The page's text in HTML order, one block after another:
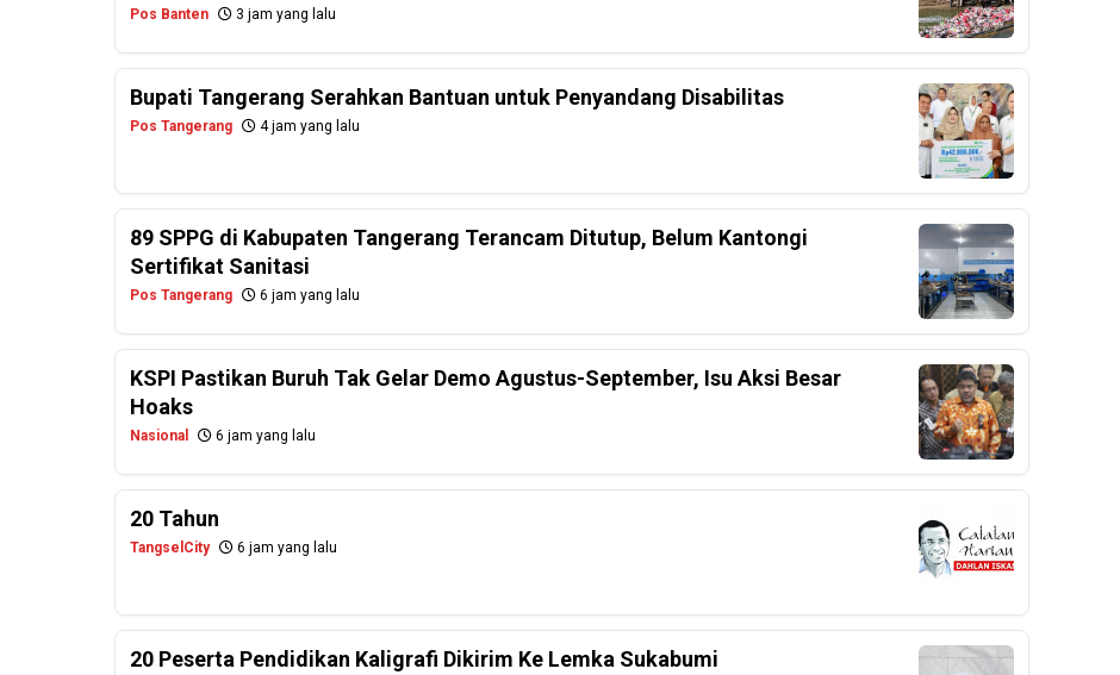
Pos Banten 3 jam yang lalu
Bupati Tangerang Serahkan Bantuan untuk Penyandang Disabilitas
Pos Tangerang 4 jam yang lalu
89 SPPG di Kabupaten Tangerang Terancam Ditutup, Belum Kantongi
Sertifikat Sanitasi
Pos Tangerang 6 jam yang lalu
KSPI Pastikan Buruh Tak Gelar Demo Agustus-September, Isu Aksi Besar
Hoaks
Nasional 6 jam yang lalu
20 Tahun
TangselCity 6 jam yang lalu
20 Peserta Pendidikan Kaligrafi Dikirim Ke Lemka Sukabumi